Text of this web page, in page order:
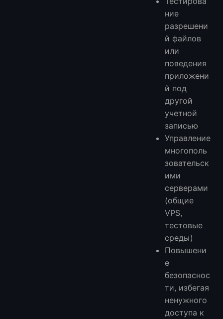
ние
разрешени
й файлов
или
поведения
приложени
й под
другой
учетной
записью
Управление
многополь
зовательск
ими
серверами
(общие
VPS,
тестовые
среды)
Повышени
е
безопаснос
ти, избегая
ненужного
доступа к